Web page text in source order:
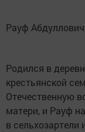
Рауф
Родился в
крестьянской
Отечественную
матери, и Рауф
в